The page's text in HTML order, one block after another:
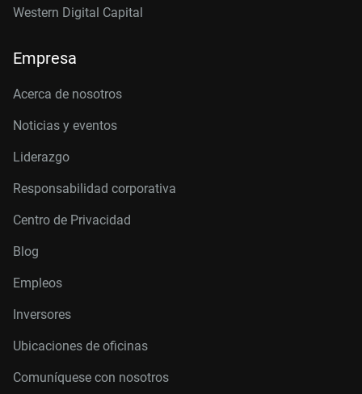
Western Digital Capital
Empresa
Acerca de nosotros
Noticias y eventos
Liderazgo
Responsabilidad corporativa
Centro de Privacidad
Blog
Empleos
Inversores
Ubicaciones de oficinas
Comuníquese con nosotros